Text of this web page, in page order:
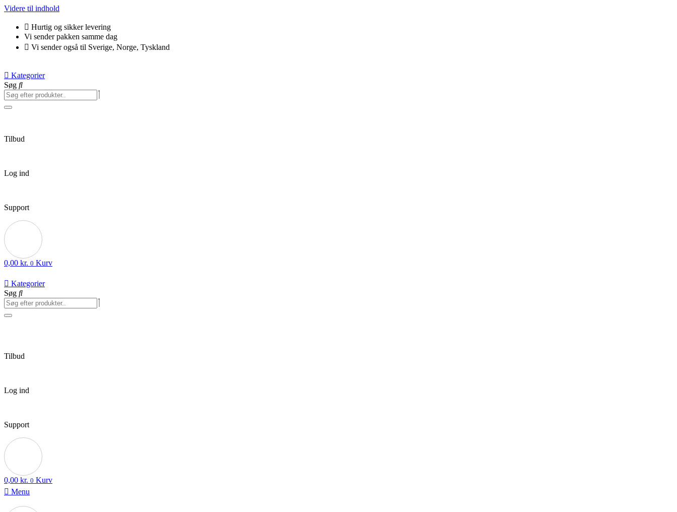
Videre til indhold
Hurtig og sikker levering
Vi sender pakken samme dag
Vi sender også til Sverige, Norge, Tyskland
Kategorier
Søg
Tilbud
Log ind
Support
0,00 kr. 0 Kurv
Kategorier
Søg
Tilbud
Log ind
Support
0,00 kr. 0 Kurv
Menu